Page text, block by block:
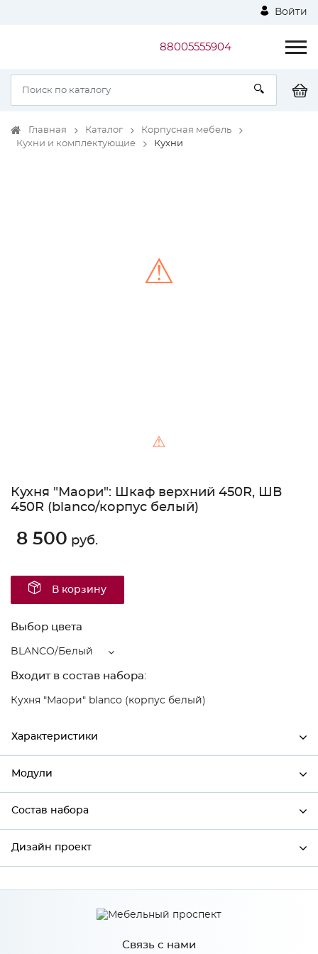
Войти
88005555904
Главная Каталог
Корпусная мебель
Кухни и комплектующие
Кухни
⚠
⚠
Кухня "Маори": Шкаф верхний 450R, ШВ
450R (blanco/корпус белый)
8 500 руб.
В корзину
Выбор цвета
BLANCO/Белый
Входит в состав набора:
Кухня "Маори" blanco (корпус белый)
Характеристики
Ширина
Высота
Цвет BLANCO/Белый
МДФ
Модули
Состав набора
Дизайн проект
Связь с нами